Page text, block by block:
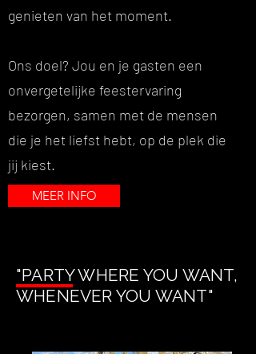
genieten van het moment.
Ons doel? Jou en je gasten een
onvergetelijke feestervaring
bezorgen, samen met de mensen
die je het liefst hebt, op de plek die
jij kiest.
MEER INFO
"PARTY WHERE YOU WANT,
WHENEVER YOU WANT"